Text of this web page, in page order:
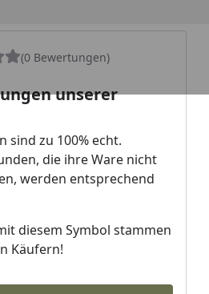
(0 Bewertungen)
unserer
sind zu 100% echt.
die ihre Ware nicht
werden entsprechend
diesem Symbol stammen
Käufern!